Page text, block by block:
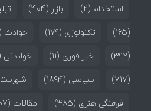
استخدام (2) بازار (404)
(165)
تکنولوژی (179) حوادث
(392)
خبر فوری (11) خواندنی
(717)
سیاسی (1894)
فرهنگی هنری (485) مقالات (507)